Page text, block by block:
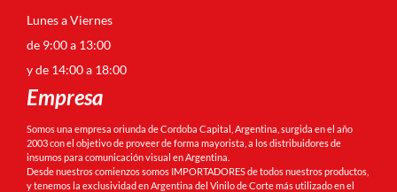
Lunes a Viernes
de 9:00 a 13:00
y de 14:00 a 18:00
Empresa
Somos una empresa oriunda de Cordoba Capital, Argentina, surgida en el año
2003 con el objetivo de proveer de forma mayorista, a los distribuidores de
insumos para comunicación visual en Argentina.
Desde nuestros comienzos somos IMPORTADORES de todos nuestros productos,
y tenemos la exclusividad en Argentina del Vinilo de Corte más utilizado en el